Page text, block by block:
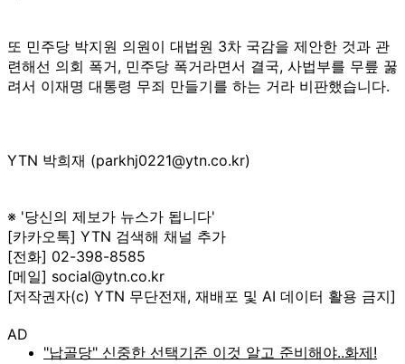
또 민주당 박지원 의원이 대법원 3차 국감을 제안한 것과 관
련해선 의회 폭거, 민주당 폭거라면서 결국, 사법부를 무릎 꿇
려서 이재명 대통령 무죄 만들기를 하는 거라 비판했습니다.
YTN 박희재 (parkhj0221@ytn.co.kr)
※ '당신의 제보가 뉴스가 됩니다'
[카카오톡] YTN 검색해 채널 추가
[전화] 02-398-8585
[메일] social@ytn.co.kr
[저작권자(c) YTN 무단전재, 재배포 및 AI 데이터 활용 금지]
AD